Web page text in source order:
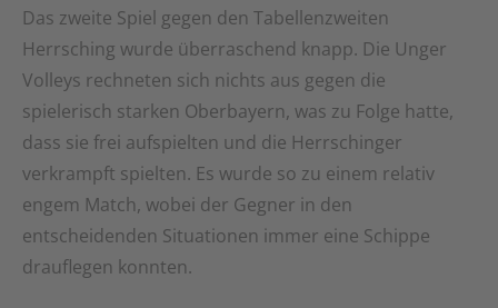
Das zweite Spiel gegen den Tabellenzweiten
Herrsching wurde überraschend knapp. Die Unger
Volleys rechneten sich nichts aus gegen die
spielerisch starken Oberbayern, was zu Folge hatte,
dass sie frei aufspielten und die Herrschinger
verkrampft spielten. Es wurde so zu einem relativ
engem Match, wobei der Gegner in den
entscheidenden Situationen immer eine Schippe
drauflegen konnten.